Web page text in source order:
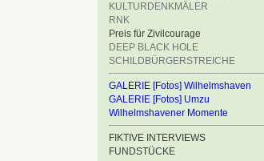
KULTURDENKMÄLER
RNK
Preis für Zivilcourage
DEEP BLACK HOLE
SCHILDBÜRGERSTREICHE
GALERIE [Fotos] Wilhelmshaven
GALERIE [Fotos] Umzu
Wilhelmshavener Momente
FIKTIVE INTERVIEWS
FUNDSTÜCKE